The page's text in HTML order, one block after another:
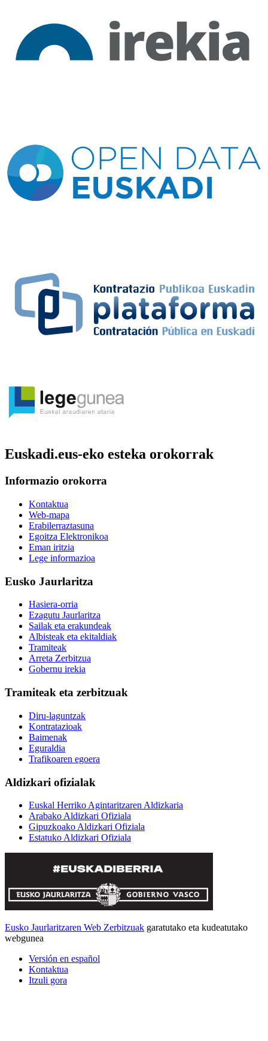
Euskadi.eus-eko esteka orokorrak
Informazio orokorra
Kontaktua
Web-mapa
Erabilerraztasuna
Egoitza Elektronikoa
Eman iritzia
Lege informazioa
Eusko Jaurlaritza
Hasiera-orria
Ezagutu Jaurlaritza
Sailak eta erakundeak
Albisteak eta ekitaldiak
Tramiteak
Arreta Zerbitzua
Gobernu irekia
Tramiteak eta zerbitzuak
Diru-laguntzak
Kontratazioak
Baimenak
Eguraldia
Trafikoaren egoera
Aldizkari ofizialak
Euskal Herriko Agintaritzaren Aldizkaria
Arabako Aldizkari Ofiziala
Gipuzkoako Aldizkari Ofiziala
Estatuko Aldizkari Ofiziala
Eusko Jaurlaritzaren Web Zerbitzuak garatutako eta kudeatutako
webgunea
Versión en español
Kontaktua
Itzuli gora